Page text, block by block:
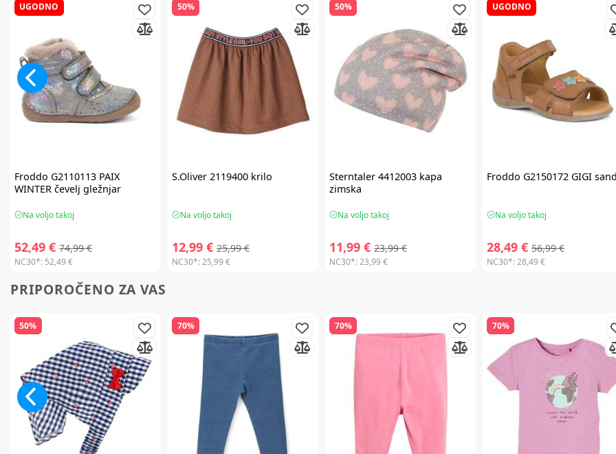
UGODNO
Froddo G2110113 PAIX
WINTER čevelj gležnjar
Na voljo takoj
52,49 € 74,99 €
NC30*: 52,49 €
50%
S.Oliver 2119400 krilo
Na voljo takoj
12,99 € 25,99 €
NC30*:25,99 €
50%
Sterntaler 4412003 kapa
zimska
Na voljo takoj
11,99 € 23,99 €
NC30*:23,99 €
UGODNO
Froddo G2150172 GIGI
Na voljo takoj
28,49 € 56,99 €
NC30*:28,49 €
PRIPOROČENO ZA VAS
50% 70% 70% 70%